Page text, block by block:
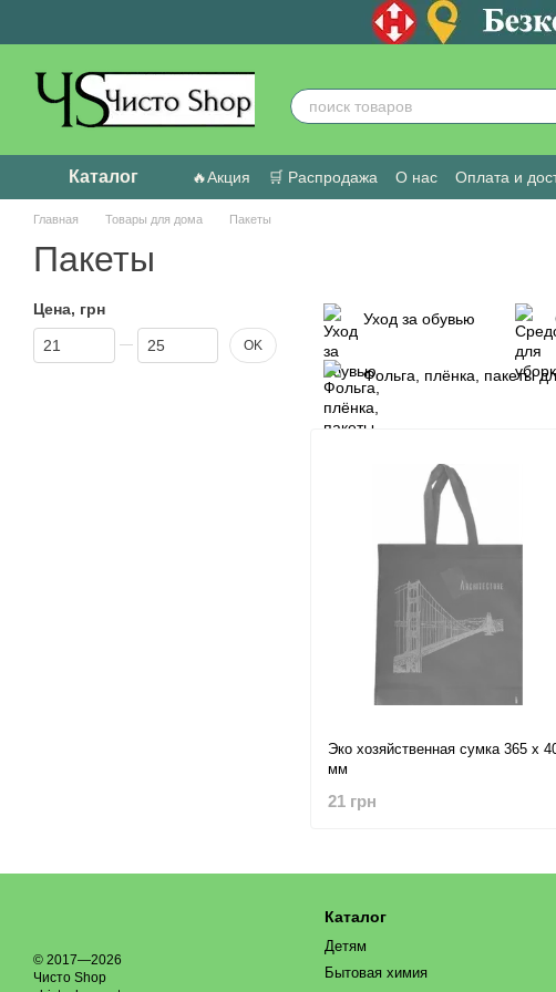
Каталог 🔥Акция 🛒 Распродажа О нас Оплата и
Пользовательское соглашение
Отзывы о
Главная Товары для дома Пакеты
Пакеты
Уход за обувью
Фольга, плёнка, пакеты
Эко хозяйственная сумка 365 х
мм
21 грн
Цена, грн
От Цена, грн
До Цена, грн OK
© 2017—2026
Чисто Shop
Каталог
Детям
Бытовая химия